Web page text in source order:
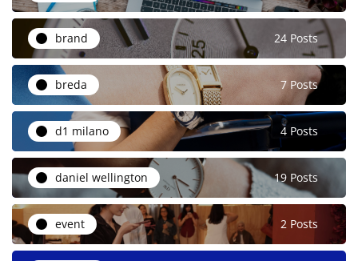
brand 24 Posts
breda 7 Posts
d1 milano 4 Posts
daniel wellington 19 Posts
event 2 Posts